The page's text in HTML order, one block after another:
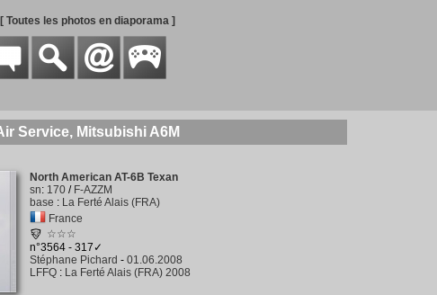
[ Toutes les photos en diaporama ]
Service, Mitsubishi A6M
North American AT-6B Texan
sn: 170 / F-AZZM
base : La Ferté Alais (FRA)
France
☆☆☆
n°3564 - 317✓
Stéphane Pichard - 01.06.2008
LFFQ : La Ferté Alais (FRA) 2008